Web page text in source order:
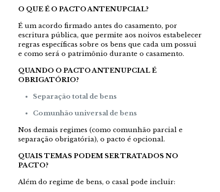
O QUE É O PACTO ANTENUPCIAL?
É um acordo firmado antes do casamento, por
escritura pública, que permite aos noivos estabelecer
regras específicas sobre os bens que cada um possui
e como será o patrimônio durante o casamento.
QUANDO O PACTO ANTENUPCIAL É
OBRIGATÓRIO?
Separação total de bens
Comunhão universal de bens
Nos demais regimes (como comunhão parcial e
separação obrigatória), o pacto é opcional.
QUAIS TEMAS PODEM SER TRATADOS NO
PACTO?
Além do regime de bens, o casal pode incluir: